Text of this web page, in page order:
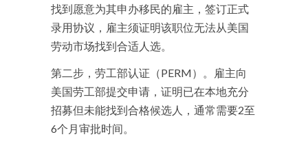
找到愿意为其申办移民的雇主，签订正式
录用协议，雇主须证明该职位无法从美国
劳动市场找到合适人选。
第二步，劳工部认证（PERM）。雇主向
美国劳工部提交申请，证明已在本地充分
招募但未能找到合格候选人，通常需要2至
6个月审批时间。